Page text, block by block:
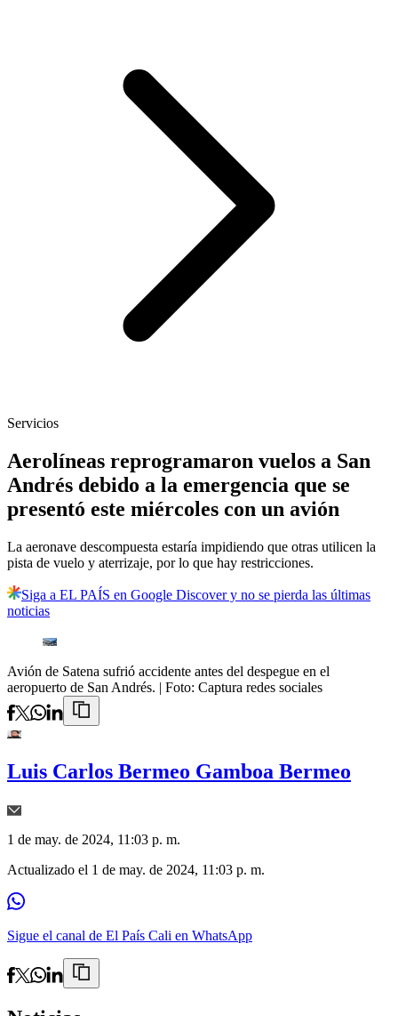
Servicios
Aerolíneas reprogramaron vuelos a San
Andrés debido a la emergencia que se
presentó este miércoles con un avión
La aeronave descompuesta estaría impidiendo que otras utilicen la
pista de vuelo y aterrizaje, por lo que hay restricciones.
Siga a EL PAÍS en Google Discover y no se pierda las últimas
noticias
Avión de Satena sufrió accidente antes del despegue en el
aeropuerto de San Andrés. | Foto: Captura redes sociales
Luis Carlos Bermeo Gamboa Bermeo
1 de may. de 2024, 11:03 p. m.
Actualizado el 1 de may. de 2024, 11:03 p. m.
Sigue el canal de El País Cali en WhatsApp